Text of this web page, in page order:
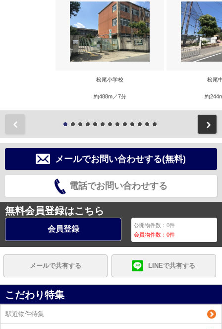
松尾小学校
約488m／7分
松尾
約
メールでお問い合わせする(無料)
電話でお問い合わせする
無料会員登録はこちら
会員登録 公開物件数：0件
会員物件数：0件
メールで共有する LINEで共有する
こだわり特集
駅近物件特集